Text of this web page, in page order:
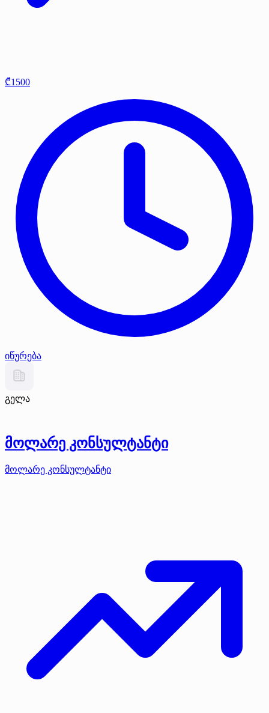
₾1500
იწურება
გელა
მოლარე კონსულტანტი
მოლარე კონსულტანტი